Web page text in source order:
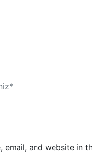
email, and website in